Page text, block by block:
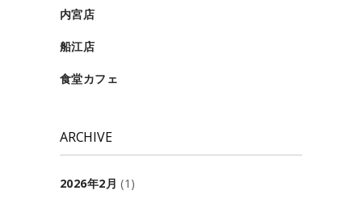
内宮店
船江店
食堂カフェ
ARCHIVE
2026年2月 (1)